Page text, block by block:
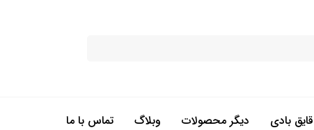
قایق بادی دیگر محصولات وبلاگ تماس با ما